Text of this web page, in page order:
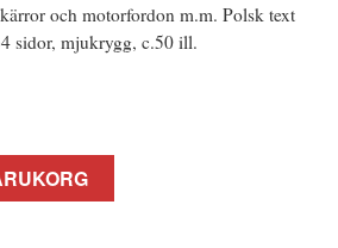
och motorfordon m.m. Polsk text
sidor, mjukrygg, c.50 ill.